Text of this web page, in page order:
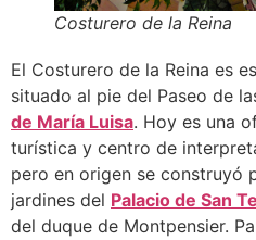
Costurero de la Reina
El Costurero de la Reina es
situado al pie del Paseo de
de María Luisa. Hoy es una
turística y centro de
pero en origen se construyó
jardines del Palacio de San
del duque de Montpensier.